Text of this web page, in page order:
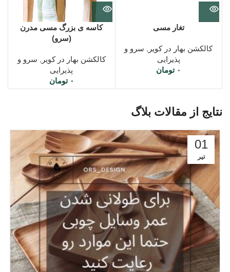
تغار مسی
کالکشن بهار در کویر , سرو و
پذیرایی
۰ تومان
کاسه ی بزرگ مسی مدرن
(سرو)
کالکشن بهار در کویر , سرو و
پذیرایی
۰ تومان
نتایج از مقالات بلاگ
01
تیر